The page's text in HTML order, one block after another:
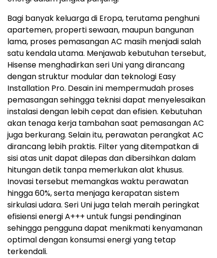
Bagi banyak keluarga di Eropa, terutama penghuni
apartemen, properti sewaan, maupun bangunan
lama, proses pemasangan AC masih menjadi salah
satu kendala utama. Menjawab kebutuhan tersebut,
Hisense menghadirkan seri Uni yang dirancang
dengan struktur modular dan teknologi Easy
Installation Pro. Desain ini mempermudah proses
pemasangan sehingga teknisi dapat menyelesaikan
instalasi dengan lebih cepat dan efisien. Kebutuhan
akan tenaga kerja tambahan saat pemasangan AC
juga berkurang. Selain itu, perawatan perangkat AC
dirancang lebih praktis. Filter yang ditempatkan di
sisi atas unit dapat dilepas dan dibersihkan dalam
hitungan detik tanpa memerlukan alat khusus.
Inovasi tersebut memangkas waktu perawatan
hingga 60%, serta menjaga kerapatan sistem
sirkulasi udara. Seri Uni juga telah meraih peringkat
efisiensi energi A+++ untuk fungsi pendinginan
sehingga pengguna dapat menikmati kenyamanan
optimal dengan konsumsi energi yang tetap
terkendali.